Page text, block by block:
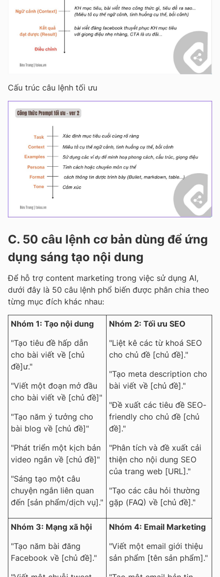
Cấu trúc câu lệnh tối ưu
C. 50 câu lệnh cơ bản dùng để ứng
dụng sáng tạo nội dung
Để hỗ trợ content marketing trong việc sử dụng AI,
dưới đây là 50 câu lệnh phổ biến được phân chia theo
từng mục đích khác nhau:
Nhóm 1: Tạo nội dung
"Tạo tiêu đề hấp dẫn
cho bài viết về [chủ
đề]ư."
"Viết một đoạn mở đầu
cho bài viết về [chủ đề]"
"Tạo năm ý tưởng cho
bài blog về [chủ đề]"
"Phát triển một kịch bản
video ngắn về [chủ đề]"
"Sáng tạo một câu
chuyện ngắn liên quan
đến [sản phẩm/dịch vụ]."
Nhóm 2: Tối ưu SEO
"Liệt kê các từ khoá SEO
cho chủ đề [chủ đề]."
"Tạo meta description cho
bài viết về [chủ đề]."
"Đề xuất các tiêu đề SEO-
friendly cho chủ đề [chủ
đề]."
"Phân tích và đề xuất cải
thiện cho nội dung SEO
của trang web [URL]."
"Tạo các câu hỏi thường
gặp (FAQ) về [chủ đề]."
Nhóm 3: Mạng xã hội
"Tạo năm bài đăng
Facebook về [chủ đề]."
Nhóm 4: Email Marketing
"Viết một email giới thiệu
sản phẩm [tên sản phẩm]."